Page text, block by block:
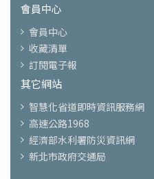
會員中心
會員中心
收藏清單
訂閱電子報
其它網站
智慧化省道即時資訊服務網
高速公路1968
經濟部水利署防災資訊網
新北市政府交通局